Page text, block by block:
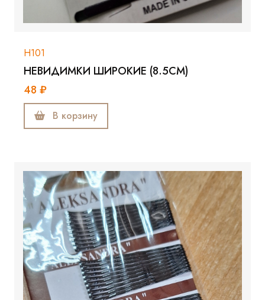
Н101
НЕВИДИМКИ ШИРОКИЕ (8.5СМ)
48 ₽
В корзину